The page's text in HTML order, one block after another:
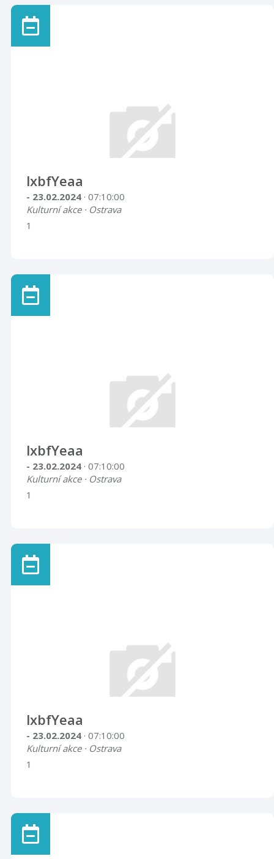
lxbfYeaa
- 23.02.2024 · 07:10:00
Kulturní akce · Ostrava
1
lxbfYeaa
- 23.02.2024 · 07:10:00
Kulturní akce · Ostrava
1
lxbfYeaa
- 23.02.2024 · 07:10:00
Kulturní akce · Ostrava
1